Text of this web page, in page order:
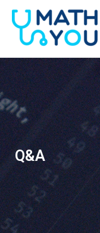
건너뛰기
Q&A